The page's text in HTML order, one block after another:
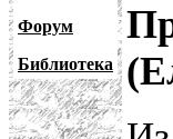
Форум
Библиотека